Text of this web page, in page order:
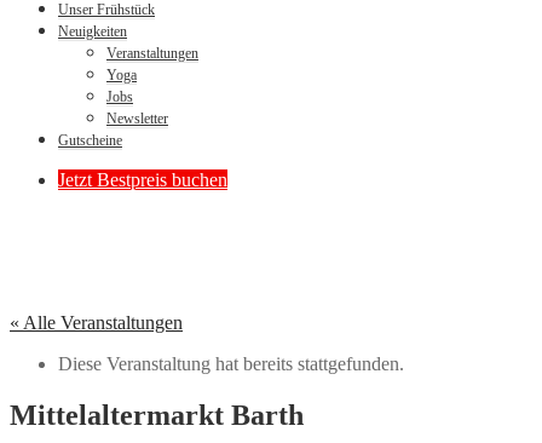
Unser Frühstück
Neuigkeiten
Veranstaltungen
Yoga
Jobs
Newsletter
Gutscheine
Jetzt Bestpreis buchen
« Alle Veranstaltungen
Diese Veranstaltung hat bereits stattgefunden.
Mittelaltermarkt Barth